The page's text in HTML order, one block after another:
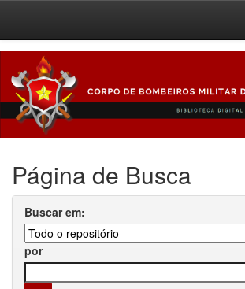
navigation
Página de Busca
Buscar em:
por